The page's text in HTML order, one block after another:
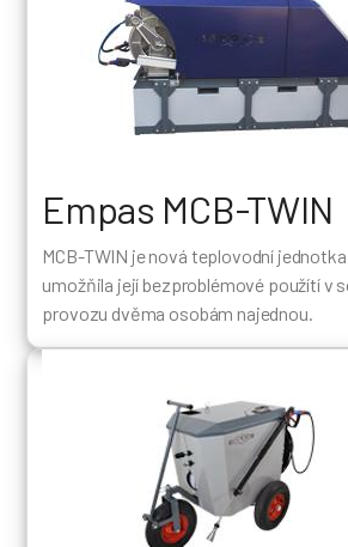
Empas MCB-TWIN
MCB-TWIN je nová teplovodní
umožňila její bezproblémové použítí v
provozu dvěma osobám najednou.